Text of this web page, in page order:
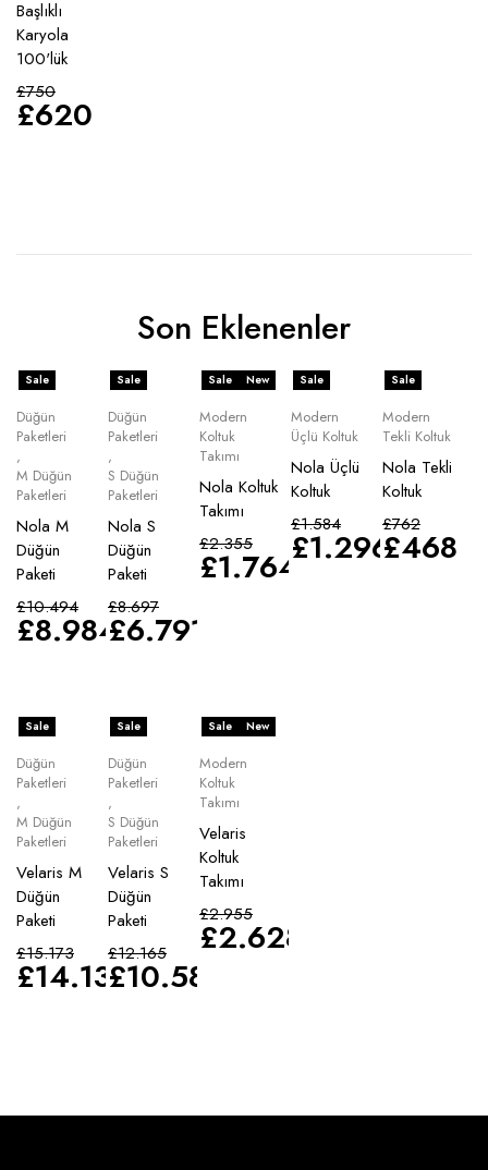
Başlıklı
Karyola
100'lük
£750
£620
Son Eklenenler
Sale
Düğün
Paketleri
,
M Düğün
Paketleri
Nola M
Düğün
Paketi
£10.494
£8.984
Sale
Düğün
Paketleri
,
S Düğün
Paketleri
Nola S
Düğün
Paketi
£8.697
£6.791
Sale New
Modern
Koltuk
Takımı
Nola Koltuk
Takımı
£2.355
£1.764
Sale
Modern
Üçlü Koltuk
Nola Üçlü
Koltuk
£1.584
£1.296
Sale
Modern
Tekli Koltuk
Nola Tekli
Koltuk
£762
£468
Sale
Düğün
Paketleri
,
M Düğün
Paketleri
Velaris M
Düğün
Paketi
£15.173
£14.135
Sale
Düğün
Paketleri
,
S Düğün
Paketleri
Velaris S
Düğün
Paketi
£12.165
£10.583
Sale New
Modern
Koltuk
Takımı
Velaris
Koltuk
Takımı
£2.955
£2.628